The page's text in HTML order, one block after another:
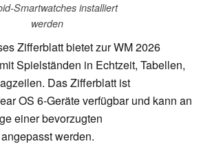
Smartwatches installiert
werden
Zifferblatt bietet zur WM 2026
Spielständen in Echtzeit, Tabellen,
Das Zifferblatt ist
OS 6-Geräte verfügbar und kann an
einer bevorzugten
werden.